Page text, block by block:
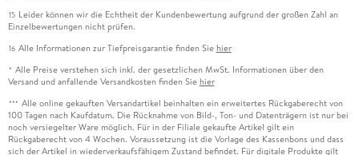
15 Leider können wir die Echtheit der Kundenbewertung aufgrund der großen Zahl an
Einzelbewertungen nicht prüfen.
16 Alle Informationen zur Tiefpreisgarantie finden Sie hier
* Alle Preise verstehen sich inkl. der gesetzlichen MwSt. Informationen über den
Versand und anfallende Versandkosten finden Sie hier
*** Alle online gekauften Versandartikel beinhalten ein erweitertes Rückgaberecht von
100 Tagen nach Kaufdatum. Die Rücknahme von Bild-, Ton- und Datenträgern ist nur bei
noch versiegelter Ware möglich. Für in der Filiale gekaufte Artikel gilt ein
Rückgaberecht von 4 Wochen. Voraussetzung ist die Vorlage des Kassenbons und dass
sich der Artikel in wiederverkaufsfähigem Zustand befindet. Für digitale Produkte gilt